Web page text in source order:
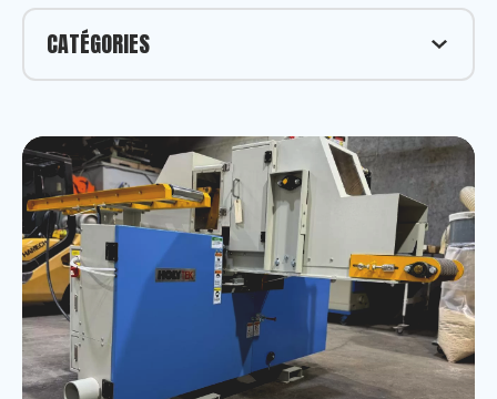
Équipement neuf
Équipement usagé
CATÉGORIES
Scie radiale
Scie à onglet double angles composées
Scie à onglet double
Scie à câdre
Scie radiale double
Scie à refendre horizontale